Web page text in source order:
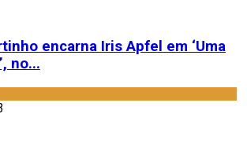
encarna Iris Apfel em ‘Uma
no...